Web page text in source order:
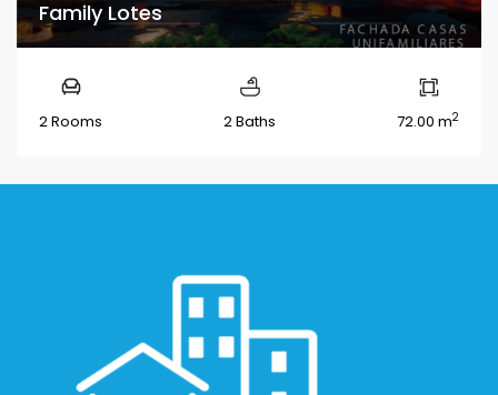
Family Lotes
2 Rooms 2 Baths 72.00 m2